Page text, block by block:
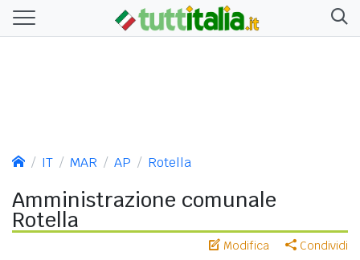
IT MAR AP Rotella
Amministrazione comunale
Rotella
Modifica Condividi